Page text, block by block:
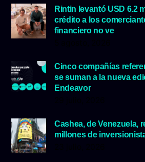
Rintin levantó USD 6.2
crédito a los
financiero no ve
Cinco compañías
se suman a la nueva
Endeavor
Cashea, de Venezuela,
millones de